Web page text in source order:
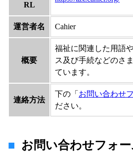
RL
運営者名 Cahier
概要
福祉に関連した用語
ス及び手続などのさ
ています。
連絡方法
下の「 お問い合わせ
ださい。
お問い合わせフォー